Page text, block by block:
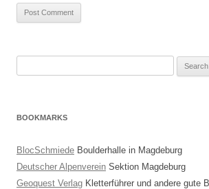
BOOKMARKS
BlocSchmiede Boulderhalle in Magdeburg
Deutscher Alpenverein Sektion Magdeburg
Geoquest Verlag Kletterführer und andere gute